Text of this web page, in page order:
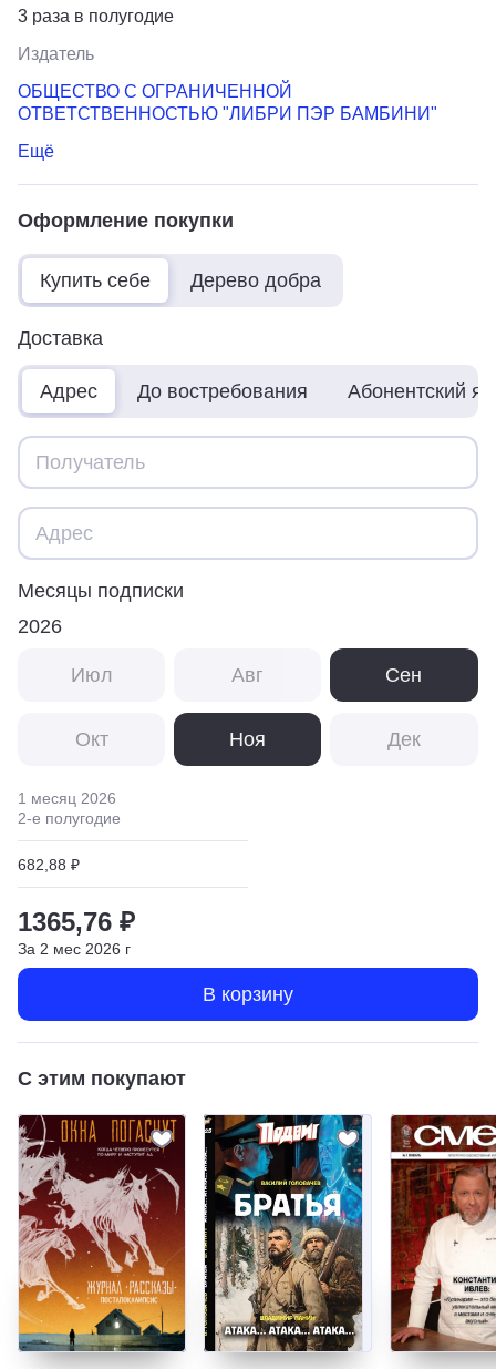
3 раза в полугодие
Издатель
ОБЩЕСТВО С ОГРАНИЧЕННОЙ
ОТВЕТСТВЕННОСТЬЮ "ЛИБРИ ПЭР БАМБИНИ"
Ещё
Оформление покупки
Купить себе Дерево добра
Доставка
Адрес До востребования Абонентский
Месяцы подписки
2026
Июл Авг Сен
Окт Ноя Дек
1 месяц 2026
2-е полугодие
682,88 ₽
1365,76 ₽
За 2 мес 2026 г
В корзину
С этим покупают